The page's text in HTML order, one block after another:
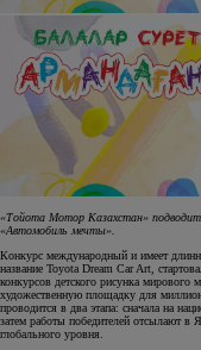
«Тойота Мотор Казахстан» подводит
«Автомобиль мечты».
Конкурс международный и имеет
название Toyota Dream Car Art,
конкурсов детского рисунка мирового
художественную площадку для
проводится в два этапа: сначала на
затем работы победителей отсылают
глобального уровня.